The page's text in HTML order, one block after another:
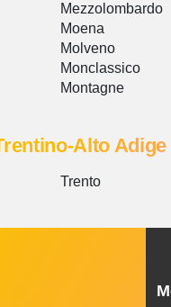
Mezzolombardo
Moena
Molveno
Monclassico
Montagne
Alto Adige
Trento